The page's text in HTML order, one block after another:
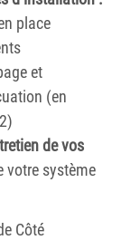
place
et
(en
de vos
votre système
Côté